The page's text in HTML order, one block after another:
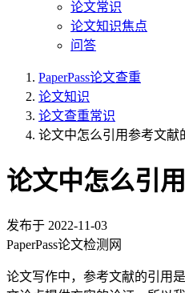
论文常识
论文知识焦点
问答
PaperPass论文查重
论文知识
论文查重常识
论文中怎么引用参考文献
论文中怎么引
发布于 2022-11-03
PaperPass论文检测网
论文写作中，参考文献的引用